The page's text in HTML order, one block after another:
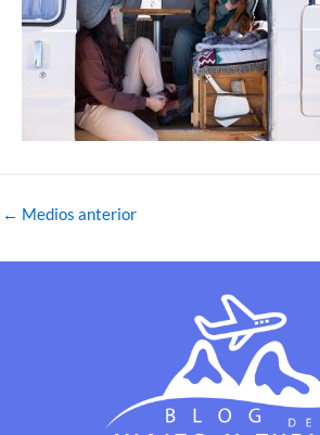
← Medios anterior